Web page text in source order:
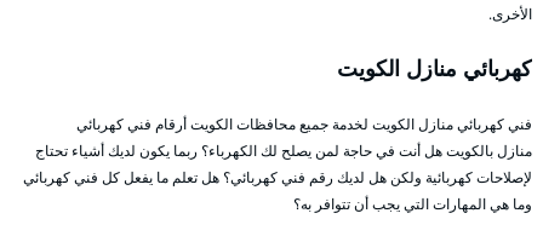
الأخرى.
كهربائي منازل الكويت
فني كهربائي منازل الكويت لخدمة جميع محافظات الكويت أرقام فني كهربائي
منازل بالكويت هل أنت في حاجة لمن يصلح لك الكهرباء؟ ربما يكون لديك أشياء تحتاج
لإصلاحات كهربائية ولكن هل لديك رقم فني كهربائي؟ هل تعلم ما يفعل كل فني كهربائي
وما هي المهارات التي يجب أن تتوافر به؟